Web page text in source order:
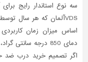
سه نوع استاندار رایج
VDSآلمان که هر سال
اساس میزان زمان
دمای 850 درجه سانتی گراد، به روز می شود.
اگر تصمیم خرید درب ضد